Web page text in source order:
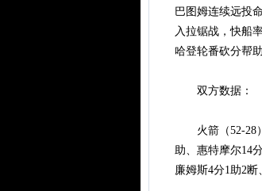
巴图姆连续远投
入拉锯战，快船
哈登轮番砍分帮
双方数据：
火箭（52-28）
助、惠特摩尔14
廉姆斯4分1助2断